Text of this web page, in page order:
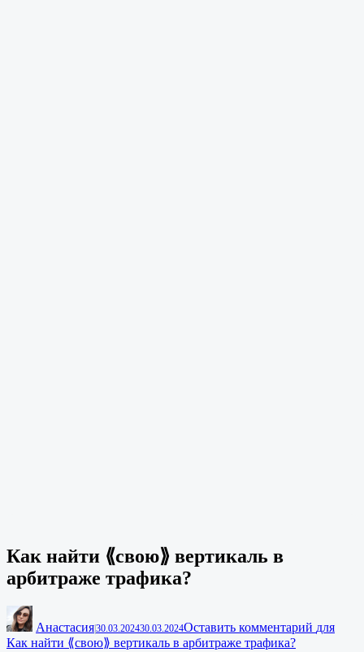
Как найти ⟪свою⟫ вертикаль в
арбитраже трафика?
Анастасия|30.03.202430.03.2024Оставить комментарий для
Как найти ⟪свою⟫ вертикаль в арбитраже трафика?